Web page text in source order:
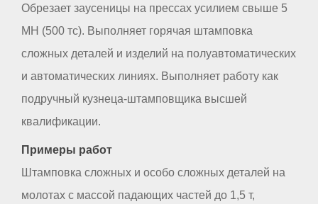
Обрезает заусеницы на прессах усилием свыше 5
МН (500 тс). Выполняет горячая штамповка
сложных деталей и изделий на полуавтоматических
и автоматических линиях. Выполняет работу как
подручный кузнеца-штамповщика высшей
квалификации.
Примеры работ
Штамповка сложных и особо сложных деталей на
молотах с массой падающих частей до 1,5 т,